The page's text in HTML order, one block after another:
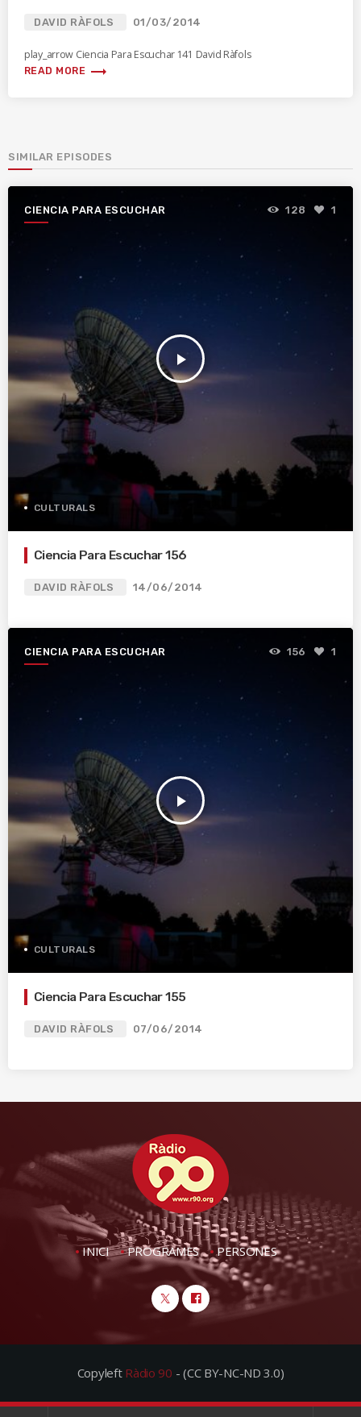
DAVID RÀFOLS 01/03/2014
play_arrow Ciencia Para Escuchar 141 David Ràfols
READ MORE trending_flat
SIMILAR EPISODES
CIENCIA PARA ESCUCHAR
play_arrow
128 1
CULTURALS
Ciencia Para Escuchar 156
DAVID RÀFOLS 14/06/2014
CIENCIA PARA ESCUCHAR
play_arrow
156 1
CULTURALS
Ciencia Para Escuchar 155
DAVID RÀFOLS 07/06/2014
INICI PROGRAMES PERSONES
Copyleft Ràdio 90 - (CC BY-NC-ND 3.0)